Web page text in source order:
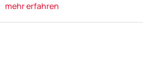
mehr erfahren